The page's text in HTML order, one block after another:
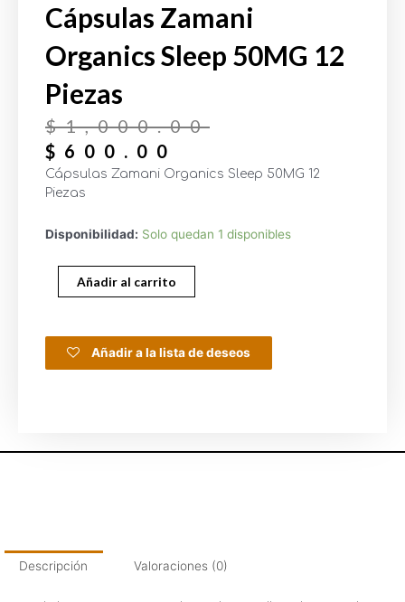
Cápsulas Zamani
Organics Sleep 50MG 12
Piezas
$1,000.00
$ 600.00
Cápsulas Zamani Organics Sleep 50MG 12
Piezas
Disponibilidad: Solo quedan 1 disponibles
Añadir al carrito
Añadir a la lista de deseos
Descripción Valoraciones (0)